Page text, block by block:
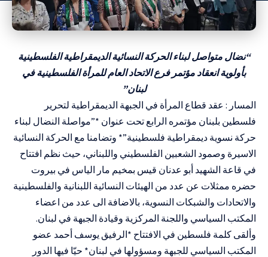
“نضال متواصل لبناء الحركة النسائية الديمقراطية الفلسطينية
بأولوية انعقاد مؤتمر فرع الاتحاد العام للمرأة الفلسطينية في
لبنان”
المسار : عقد قطاع المرأة في الجبهة الديمقراطية لتحرير
فلسطين بلبنان مؤتمره الرابع تحت عنوان *”مواصلة النضال لبناء
حركة نسوية ديمقراطية فلسطينية”* وتضامنا مع الحركة النسائية
الاسيرة وصمود الشعبين الفلسطيني واللبناني، حيث نظم افتتاح
في قاعة الشهيد أبو عدنان قيس بمخيم مار الياس في بيروت
حضره ممثلات عن عدد من الهيئات النسائية اللبنانية والفلسطينية
والاتحادات والشبكات النسوية، بالاضافة الى عدد من اعضاء
المكتب السياسي واللجنة المركزية وقيادة الجبهة في لبنان.
وألقى كلمة فلسطين في الافتتاح *الرفيق يوسف أحمد عضو
المكتب السياسي للجبهة ومسؤولها في لبنان* حيّا فيها الدور